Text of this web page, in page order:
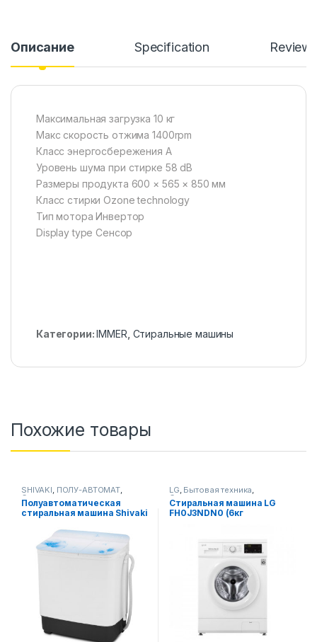
Описание Specification
Максимальная загрузка 10 кг
Макс скорость отжима 1400rpm
Класс энергосбережения A
Уровень шума при стирке 58 dB
Размеры продукта 600 × 565 × 850 мм
Класс стирки Ozone technology
Тип мотора Инвертор
Display type Сенсор
Категории:IMMER Стиральные машины
Похожие товары
SHIVAKI, ПОЛУ-АВТОМАТ,
Стиральные машины
Полуавтоматическая
стиральная машина Shivaki
LG, Бытовая техника,
Стиральные машины
Стиральная машина LG
FH0J3NDN0 (6кг